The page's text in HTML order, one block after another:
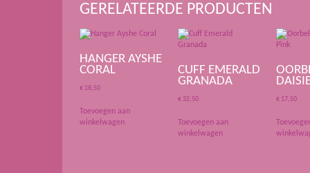
GERELATEERDE PRODUCTEN
HANGER AYSHE
CORAL
€ 18,50
Toevoegen aan
winkelwagen
CUFF EMERALD
GRANADA
€ 32,50
Toevoegen aan
winkelwagen
€ 17,50